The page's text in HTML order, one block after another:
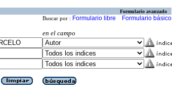
Formulario avanzado
Buscar por : Formulario libre Formulario básico
en el campo